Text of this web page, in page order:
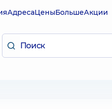
АдресаЦеныБольшеАкции